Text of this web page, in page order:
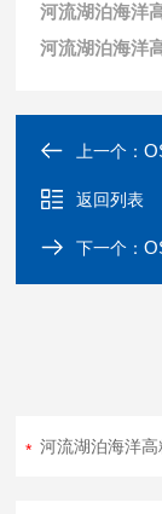
河流湖泊海洋
河流湖泊海洋
上一个：
返回列表
下一个：